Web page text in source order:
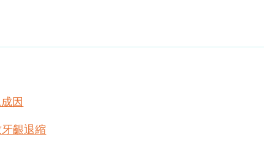
因
齦退縮